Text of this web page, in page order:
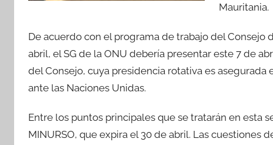
Mauritania.
De acuerdo con el programa de trabajo del Consejo
abril, el SG de la ONU debería presentar este 7 de
del Consejo, cuya presidencia rotativa es
ante las Naciones Unidas.
Entre los puntos principales que se tratarán en esta
MINURSO, que expira el 30 de abril. Las cuestiones